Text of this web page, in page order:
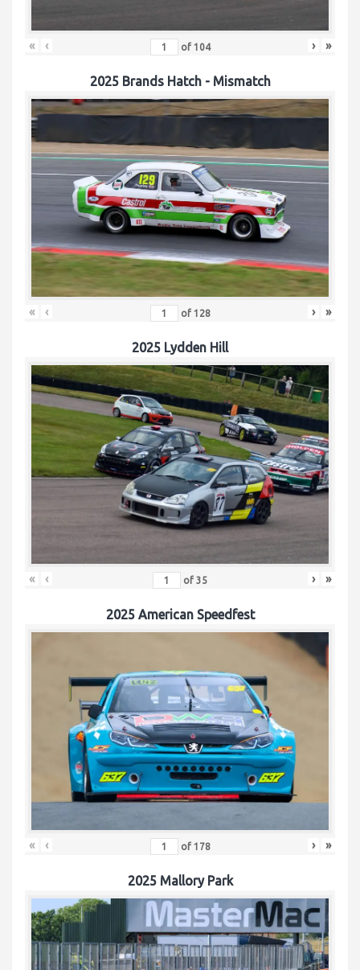
« ‹ of 104 › »
2025 Brands Hatch - Mismatch
« ‹ of 128 › »
2025 Lydden Hill
« ‹ of 35 › »
2025 American Speedfest
« ‹ of 178 › »
2025 Mallory Park